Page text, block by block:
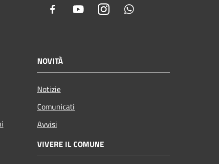
Facebook YoutubeInstagram
NOVITÀ
Notizie
Comunicati
Avvisi
VIVERE IL COMUNE